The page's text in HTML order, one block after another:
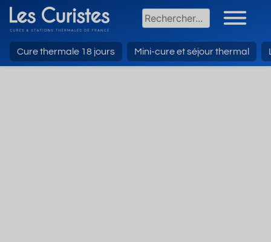
Cure thermale 18 jours Mini-cure et séjour thermal